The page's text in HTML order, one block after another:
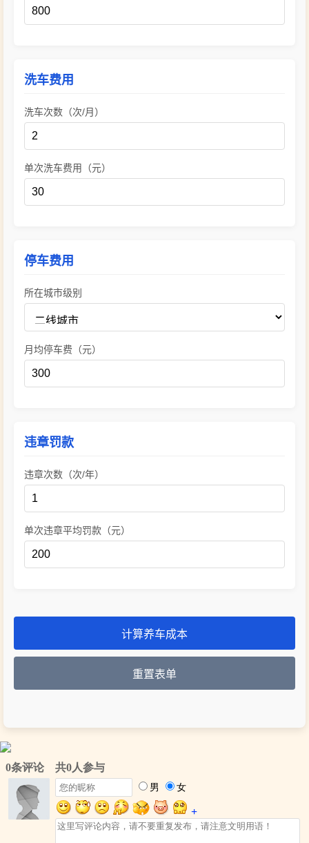
洗车费用
洗车次数（次/月）
单次洗车费用（元）
停车费用
所在城市级别
月均停车费（元）
违章罚款
违章次数（次/年）
单次违章平均罚款（元）
计算养车成本
重置表单